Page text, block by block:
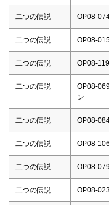
二つの伝説 OP08-
二つの伝説 OP08-
二つの伝説 OP08-
二つの伝説
OP08-
ン
二つの伝説 OP08-
二つの伝説 OP08-
二つの伝説 OP08-
二つの伝説 OP08-